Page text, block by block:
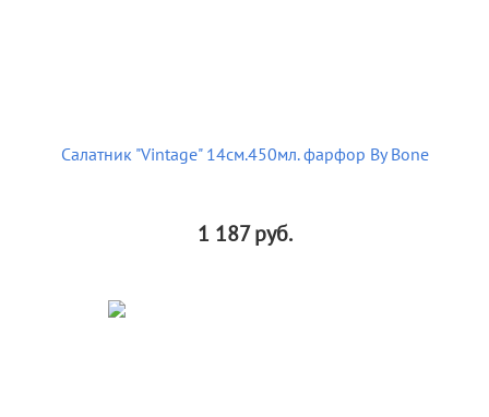
Салатник "Vintage" 14см.450мл. фарфор By Bone
1 187руб.